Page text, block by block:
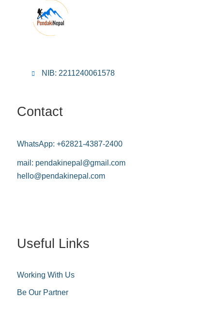
NIB: 2211240061578
Contact
WhatsApp: +62821-4387-2400
mail: pendakinepal@gmail.com
hello@pendakinepal.com
Useful Links
Working With Us
Be Our Partner